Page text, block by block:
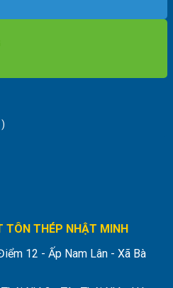
TÔN THÉP NHẬT MINH
12 - Ấp Nam Lân - Xã Bà